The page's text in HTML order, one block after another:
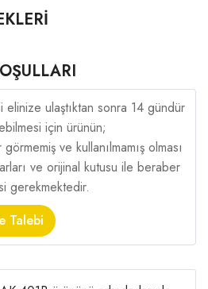
elinize ulaştıktan sonra 14 gündür
için ürünün;
ve kullanılmamış olması
ve orijinal kutusu ile beraber
gerekmektedir.
Talebi